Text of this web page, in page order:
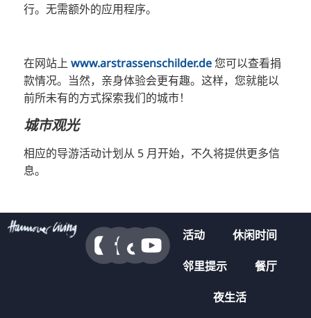
行。无需额外的应用程序。
在网站上 www.arstrassenschilder.de您可以查看捐
款情况。当然，亲身体验会更有趣。这样，您就能以
前所未有的方式探索我们的城市！
城市观光
相应的导游活动计划从 5 月开始，不久将提供更多信
息。
活动 休闲时间
邻里提示 餐厅
夜生活